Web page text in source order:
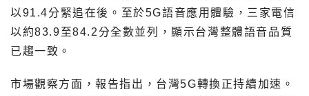
以91.4分緊追在後。至於5G語音應用體驗，三家電信
以約83.9至84.2分全數並列，顯示台灣整體語音品質
已趨一致。
市場觀察方面，報告指出，台灣5G轉換正持續加速。